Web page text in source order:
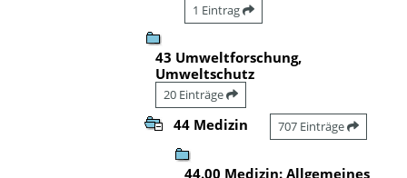
1 Eintrag
43 Umweltforschung,
Umweltschutz
20 Einträge
44 Medizin 707 Einträge
44.00 Medizin: Allgemeines